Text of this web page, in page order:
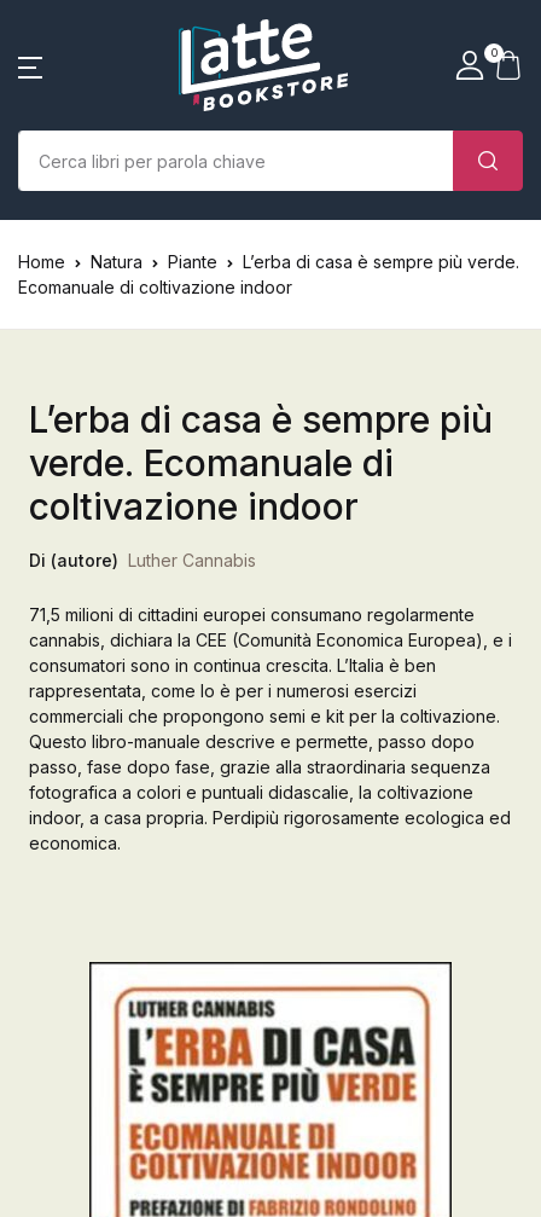
0
SHOP BY CATEGORY
Libri
Autori
Bambini
L’Edicola & eventi
Contattaci
Vicino
Account
Nome utente o email *
Parola d'ordine *
Ricordati
Ha dimenticato la
Registrazione
Creare un account
Vicino
La tua borsa della spesa
(0)
Home Natura Piante
L’erba di casa è sempre più verde.
Ecomanuale di coltivazione indoor
L’erba di casa è sempre più
verde. Ecomanuale di
coltivazione indoor
Di (autore) Luther Cannabis
71,5 milioni di cittadini europei consumano regolarmente
cannabis, dichiara la CEE (Comunità Economica Europea), e i
consumatori sono in continua crescita. L’Italia è ben
rappresentata, come lo è per i numerosi esercizi
commerciali che propongono semi e kit per la coltivazione.
Questo libro-manuale descrive e permette, passo dopo
passo, fase dopo fase, grazie alla straordinaria sequenza
fotografica a colori e puntuali didascalie, la coltivazione
indoor, a casa propria. Perdipiù rigorosamente ecologica ed
economica.